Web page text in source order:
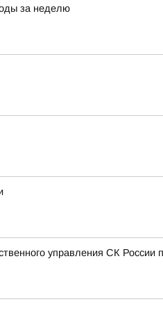
за неделю
управления СК России